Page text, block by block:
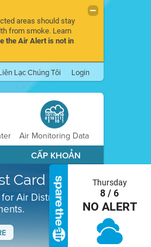
areas should stay
from smoke. Learn
the Air Alert is not in
Lạc Chúng Tôi Login
Air Monitoring Data
CẤP KHOẢN
Card
Air District job
Thursday
8 / 6
NO ALERT